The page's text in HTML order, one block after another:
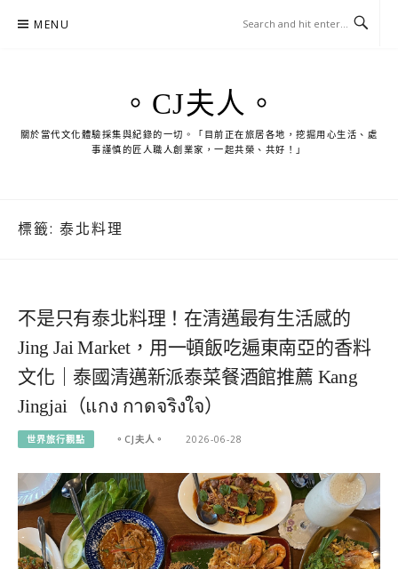
MENU
。CJ夫人。
關於當代文化體驗採集與紀錄的一切。「目前正在旅居各地，挖掘用心生活、處
事謹慎的匠人職人創業家，一起共榮、共好！」
標籤: 泰北料理
不是只有泰北料理！在清邁最有生活感的
Jing Jai Market，用一頓飯吃遍東南亞的香料
文化｜泰國清邁新派泰菜餐酒館推薦 Kang
Jingjai（แกง กาดจริงใจ）
世界旅行觀點 。CJ夫人。 2026-06-28